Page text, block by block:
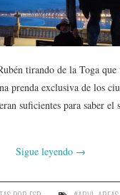
tirando de la Toga
prenda exclusiva de los
suficientes para saber el
Sigue leyendo →